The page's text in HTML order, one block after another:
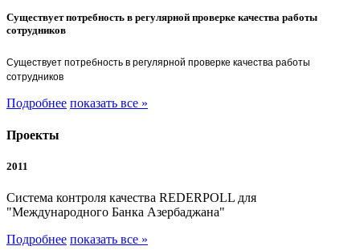
Существует потребность в регулярной проверке качества работы
сотрудников
Существует потребность в регулярной проверке качества работы
сотрудников
Подробнее показать все »
Проекты
2011
Система контроля качества REDERPOLL для
"Международного Банка Азербаджана"
Подробнее показать все »